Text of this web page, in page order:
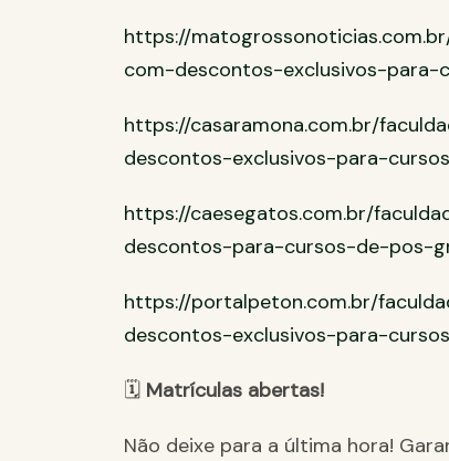
https://
com-descontos-exclusivos-
https://casaramona.com.br/
descontos-exclusivos-para-
https://caesegatos.com.br/
descontos-para-cursos-de-pos-
https://portalpeton.com.br/
descontos-exclusivos-para-
🗓 Matrículas abertas!
Não deixe para a última hora!